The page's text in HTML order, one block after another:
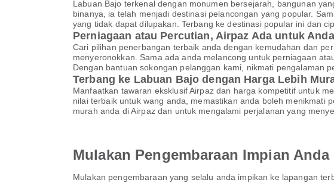
Labuan Bajo terkenal dengan monumen bersejarah, bangunan
binanya, ia telah menjadi destinasi pelancongan yang popular.
yang tidak dapat dilupakan. Terbang ke destinasi popular ini dan
Perniagaan atau Percutian, Airpaz Ada untuk Anda
Cari pilihan penerbangan terbaik anda dengan kemudahan dan
menyeronokkan. Sama ada anda melancong untuk perniagaan
Dengan bantuan sokongan pelanggan kami, nikmati pengalaman
Terbang ke Labuan Bajo dengan Harga Lebih
Manfaatkan tawaran eksklusif Airpaz dan harga kompetitif untuk
nilai terbaik untuk wang anda, memastikan anda boleh menikmati
murah anda di Airpaz dan untuk mengalami perjalanan yang
Mulakan Pengembaraan Impian
Mulakan pengembaraan yang selalu anda impikan ke lapangan